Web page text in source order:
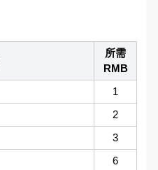
所需
RMB
1
2
3
6